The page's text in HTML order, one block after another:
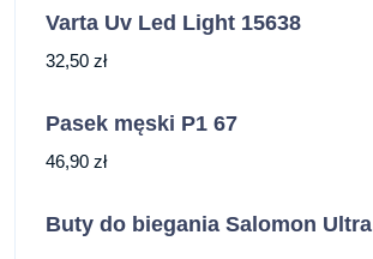
Varta Uv Led Light 15638
32,50 zł
Pasek męski P1 67
46,90 zł
Buty do biegania Salomon Ultra